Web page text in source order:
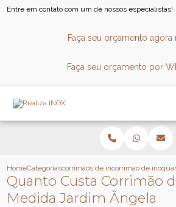
Entre em contato com um de nossos especialistas!
Faça seu orçamento agora
Faça seu orçamento por
HomeCategoriascorrimaos de inoxcorrimao de inox
Quanto Custa Corrimão
Medida Jardim Ângela